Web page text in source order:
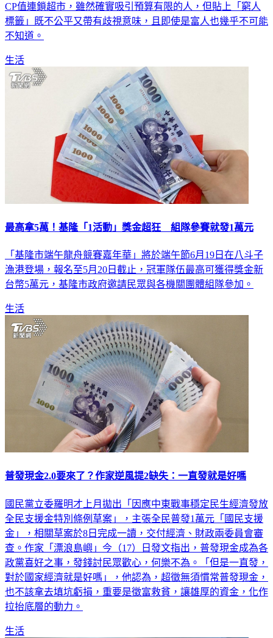
CP值連鎖超市，雖然確實吸引預算有限的人，但貼上「窮人
標籤」既不公平又帶有歧視意味，且即使是富人也幾乎不可能
不知道。
生活
最高拿5萬！基隆「1活動」獎金超狂 組隊參賽就發1萬元
「基隆市端午龍舟競賽嘉年華」將於端午節6月19日在八斗子
漁港登場，報名至5月20日截止，冠軍隊伍最高可獲得獎金新
台幣5萬元，基隆市政府邀請民眾與各機關團體組隊參加。
生活
普發現金2.0要來了？作家逆風提2缺失：一直發就是好嗎
國民黨立委羅明才上月拋出「因應中東戰事穩定民生經濟發放
全民支援金特別條例草案」，主張全民普發1萬元「國民支援
金」，相關草案於8日完成一讀，交付經濟、財政兩委員會審
查。作家「漂浪島嶼」今（17）日發文指出，普發現金成為各
政黨喜好之事，發錢討民眾歡心，何樂不為。「但是一直發，
對於國家經濟就是好嗎」，他認為，超徵無須慣常普發現金，
也不該拿去填坑虧損，重要是徵富救貧，讓雄厚的資金，化作
拉抬底層的動力。
生活